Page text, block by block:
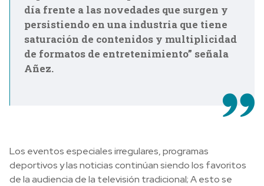
día frente a las novedades que surgen y
persistiendo en una industria que tiene
saturación de contenidos y multiplicidad
de formatos de entretenimiento” señala
Añez.
Los eventos especiales irregulares, programas
deportivos y las noticias continúan siendo los favoritos
de la audiencia de la televisión tradicional; A esto se